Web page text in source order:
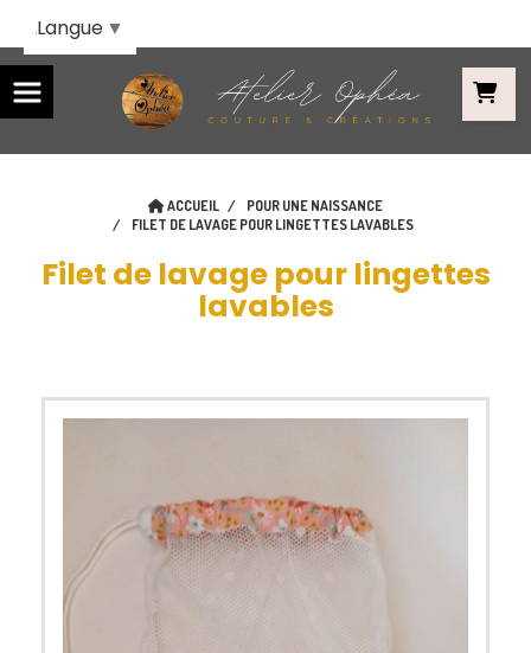
ACCUEIL
POUR UNE NAISSANCE
FILET DE LAVAGE POUR LINGETTES LAVABLES
Filet de lavage pour lingettes
lavables
Langue ▼